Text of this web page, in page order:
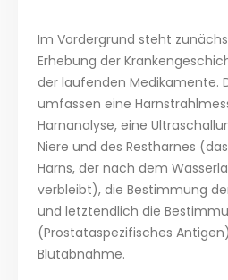
Im Vordergrund steht
Erhebung der
der laufenden Medikamente.
umfassen eine
Harnanalyse, eine
Niere und des Restharnes
Harns, der nach dem
verbleibt), die Bestimmung
und letztendlich die
(Prostataspezifisches
Blutabnahme.